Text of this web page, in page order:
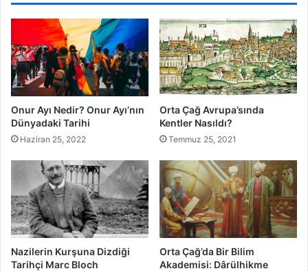
Onur Ayı Nedir? Onur Ayı’nın
Dünyadaki Tarihi
Haziran 25, 2022
Orta Çağ Avrupa’sında
Kentler Nasıldı?
Temmuz 25, 2021
Nazilerin Kurşuna Dizdiği
Tarihçi Marc Bloch
Orta Çağ’da Bir Bilim
Akademisi: Dârülhikme